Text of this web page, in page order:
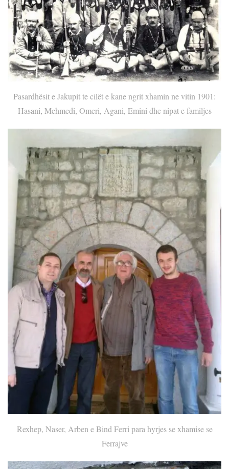
Pasardhësit e Jakupit te cilët e kane ngrit xhamin ne vitin 1901:
Hasani, Mehmedi, Omeri, Agani, Emini dhe nipat e familjes
Rexhep, Naser, Arben e Bind Ferri para hyrjes se xhamise se
Ferrajve